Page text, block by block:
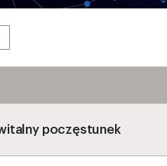
poczęstunek